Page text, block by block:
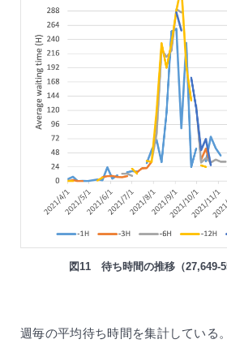
図11 待ち時間の推移（27,649-
週毎の平均待ち時間を集計している